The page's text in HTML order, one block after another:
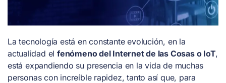
La tecnología está en constante evolución, en la
actualidad el fenómeno del Internet de las Cosas o IoT,
está expandiendo su presencia en la vida de muchas
personas con increíble rapidez, tanto así que, para